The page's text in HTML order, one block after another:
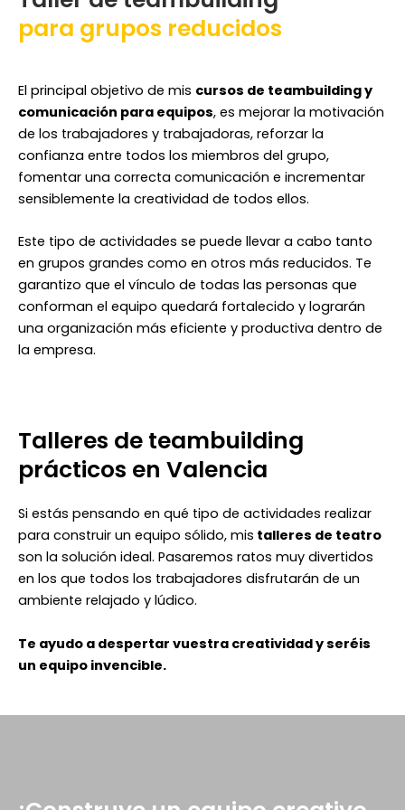
para grupos reducidos
El principal objetivo de mis cursos de teambuilding y
comunicación para equipos, es mejorar la motivación
de los trabajadores y trabajadoras, reforzar la
confianza entre todos los miembros del grupo,
fomentar una correcta comunicación e incrementar
sensiblemente la creatividad de todos ellos.
Este tipo de actividades se puede llevar a cabo tanto
en grupos grandes como en otros más reducidos. Te
garantizo que el vínculo de todas las personas que
conforman el equipo quedará fortalecido y lograrán
una organización más eficiente y productiva dentro de
la empresa.
Talleres de teambuilding
prácticos en Valencia
Si estás pensando en qué tipo de actividades realizar
para construir un equipo sólido, mis talleres de teatro
son la solución ideal. Pasaremos ratos muy divertidos
en los que todos los trabajadores disfrutarán de un
ambiente relajado y lúdico.
Te ayudo a despertar vuestra creatividad y seréis
un equipo invencible.